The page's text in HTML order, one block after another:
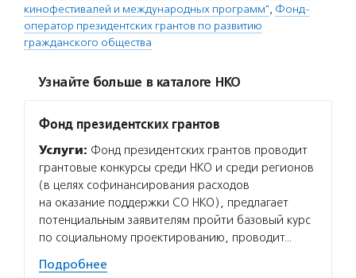
кинофестивалей и международных программ", Фонд-
оператор президентских грантов по развитию
гражданского общества
Узнайте больше в каталоге НКО
Фонд президентских грантов
Услуги: Фонд президентских грантов проводит
грантовые конкурсы среди НКО и среди регионов
(в целях софинансирования расходов
на оказание поддержки СО НКО), предлагает
потенциальным заявителям пройти базовый курс
по социальному проектированию, проводит…
Подробнее